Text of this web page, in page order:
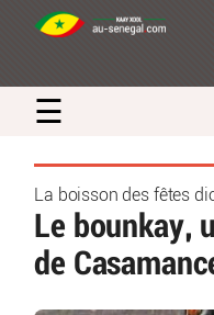
☰
La boisson des fêtes
Le bounkay,
de